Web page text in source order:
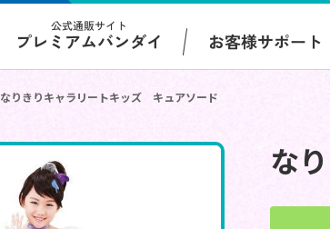
公式通販サイト
プレミアムバンダイ お客様サポート
なりきりキャラリートキッズ キュアソード
な